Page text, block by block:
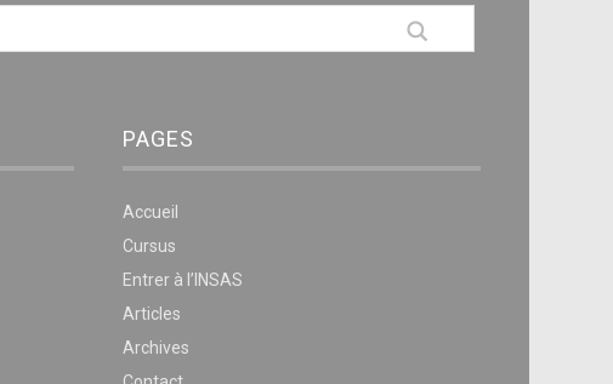
PAGES
Accueil
Cursus
Entrer à l’INSAS
Articles
Archives